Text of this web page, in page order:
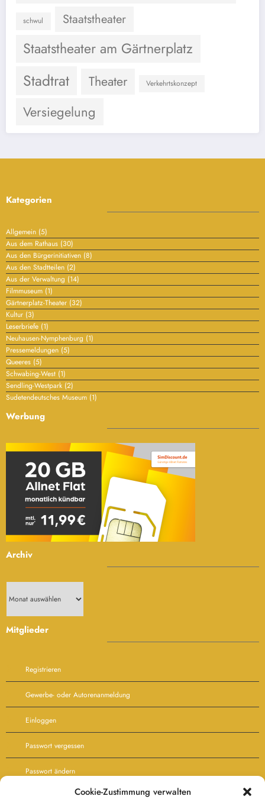
Cookie-Zustimmung verwalten
schwul Staatstheater
Staatstheater am Gärtnerplatz
Stadtrat Theater Verkehrtskonzept
Versiegelung
Kategorien
Allgemein (5)
Aus dem Rathaus (30)
Aus den Bürgerinitiativen (8)
Aus den Stadtteilen (2)
Aus der Verwaltung (14)
Filmmuseum (1)
Gärtnerplatz-Theater (32)
Kultur (3)
Leserbriefe (1)
Neuhausen-Nymphenburg (1)
Pressemeldungen (5)
Queeres (5)
Schwabing-West (1)
Sendling-Westpark (2)
Sudetendeutsches Museum (1)
Werbung
Archiv
Mitglieder
Registrieren
Gewerbe- oder Autorenanmeldung
Einloggen
Passwort vergessen
Passwort ändern